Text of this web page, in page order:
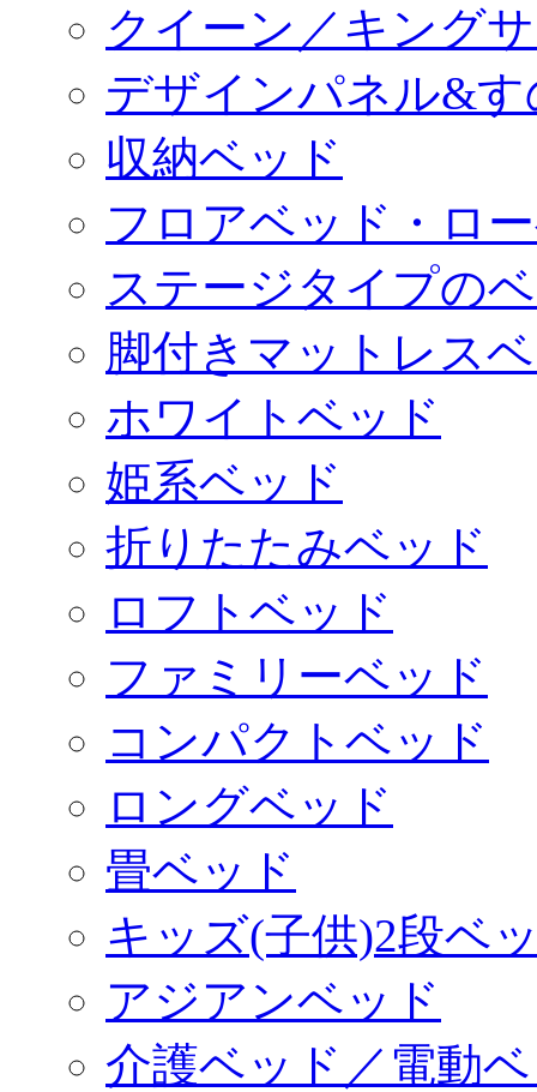
クイーン／キング
デザインパネル&
収納ベッド
フロアベッド・ロ
ステージタイプの
脚付きマットレス
ホワイトベッド
姫系ベッド
折りたたみベッド
ロフトベッド
ファミリーベッド
コンパクトベッド
ロングベッド
畳ベッド
キッズ(子供)2段ベ
アジアンベッド
介護ベッド／電動